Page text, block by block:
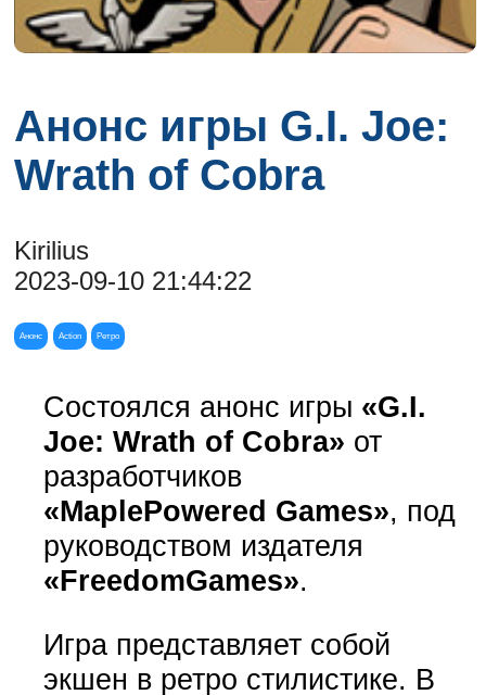
Анонс игры G.I. Joe:
Wrath of Cobra
Kirilius
2023-09-10 21:44:22
Анонс Action Ретро
Состоялся анонс игры «G.I.
Joe: Wrath of Cobra» от
разработчиков
«MaplePowered Games», под
руководством издателя
«FreedomGames».
Игра представляет собой
экшен в ретро стилистике. В